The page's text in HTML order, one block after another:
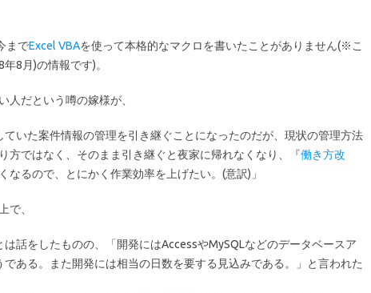
までExcel VBAを使って本格的なマクロを書いたことがありません(※こ
8月)の情報です)。
人だという噂の嫁様が、
ていた案件情報の管理を引き継ぐことになったのだが、現状の管理方法
方ではなく、そのまま引き継ぐと夜家に帰れなくなり、『働き方改
なるので、とにかく作業効率を上げたい。(意訳)」
で、
話をしたものの、「開発にはAccessやMySQLなどのデータベースア
ある。また開発には相当の日数を要する見込みである。」と言われた